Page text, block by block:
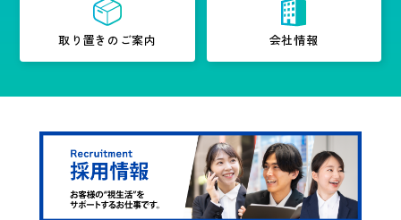
取り置きのご案内 会社情報